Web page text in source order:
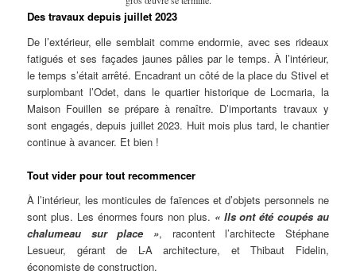
Des travaux depuis juillet 2023
De l’extérieur, elle semblait comme endormie, avec ses rideaux
fatigués et ses façades jaunes pâlies par le temps. À l’intérieur,
le temps s’était arrêté. Encadrant un côté de la place du Stivel et
surplombant l’Odet, dans le quartier historique de Locmaria, la
Maison Fouillen se prépare à renaître. D’importants travaux y
sont engagés, depuis juillet 2023. Huit mois plus tard, le chantier
continue à avancer. Et bien !
Tout vider pour tout recommencer
À l’intérieur, les monticules de faïences et d’objets personnels ne
sont plus. Les énormes fours non plus. « Ils ont été coupés au
chalumeau sur place », racontent l’architecte Stéphane
Lesueur, gérant de L-A architecture, et Thibaut Fidelin,
économiste de construction.